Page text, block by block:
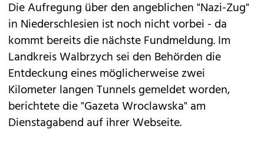
Die Aufregung über den angeblichen "Nazi-Zug"
in Niederschlesien ist noch nicht vorbei - da
kommt bereits die nächste Fundmeldung. Im
Landkreis Walbrzych sei den Behörden die
Entdeckung eines möglicherweise zwei
Kilometer langen Tunnels gemeldet worden,
berichtete die "Gazeta Wroclawska" am
Dienstagabend auf ihrer Webseite.